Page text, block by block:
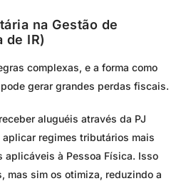
na Gestão de
de IR)
complexas, e a forma como
gerar grandes perdas fiscais.
aluguéis através da PJ
regimes tributários mais
aplicáveis à Pessoa Física. Isso
mas sim os otimiza, reduzindo a